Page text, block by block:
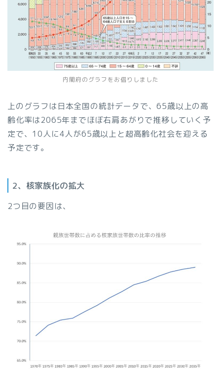
内閣府のグラフをお借りしました
上のグラフは日本全国の統計データで、65歳以上の高
齢化率は2065年までほぼ右肩あがりで推移していく予
定で、10人に4人が65歳以上と超高齢化社会を迎える
予定です。
2、核家族化の拡大
2つ目の要因は、